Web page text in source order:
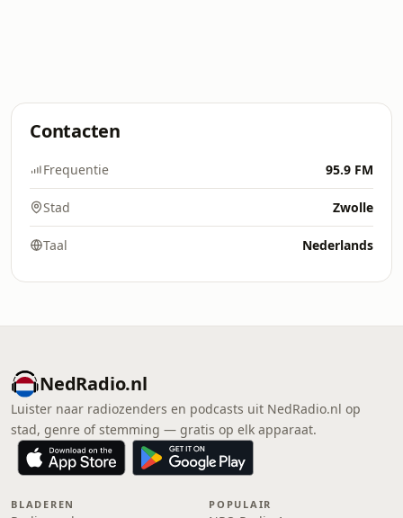
Contacten
Frequentie 95.9 FM
Stad Zwolle
Taal Nederlands
NedRadio.nl
Luister naar radiozenders en podcasts uit NedRadio.nl op
stad, genre of stemming — gratis op elk apparaat.
BLADEREN POPULAIR